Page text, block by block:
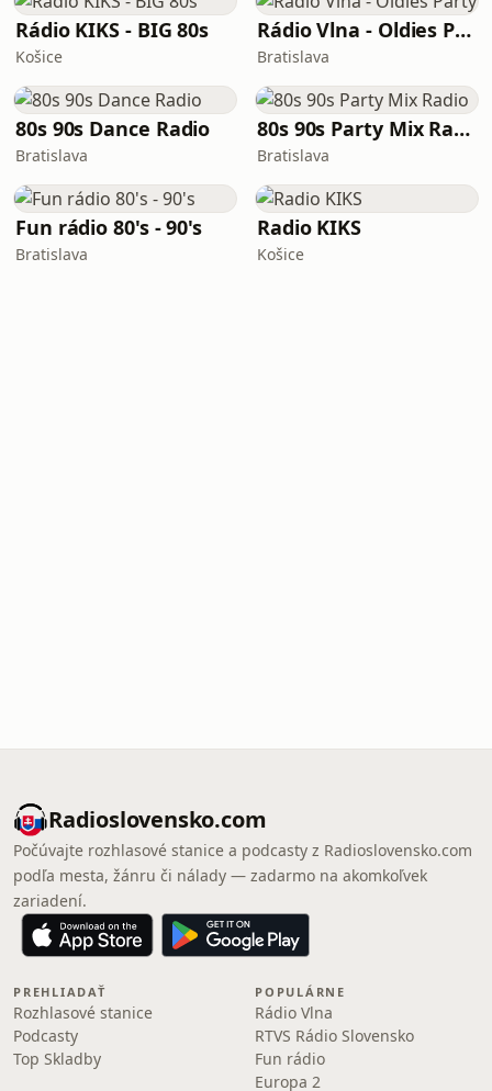
Rádio KIKS - BIG 80s
Košice
Rádio Vlna - Oldies Party
Bratislava
80s 90s Dance Radio
Bratislava
80s 90s Party Mix Radio
Bratislava
Fun rádio 80's - 90's
Bratislava
Radio KIKS
Košice
Radioslovensko.com
Počúvajte rozhlasové stanice a podcasty z Radioslovensko.com
podľa mesta, žánru či nálady — zadarmo na akomkoľvek
zariadení.
PREHLIADAŤ
Rozhlasové stanice
Podcasty
Top Skladby
POPULÁRNE
Rádio Vlna
RTVS Rádio Slovensko
Fun rádio
Europa 2